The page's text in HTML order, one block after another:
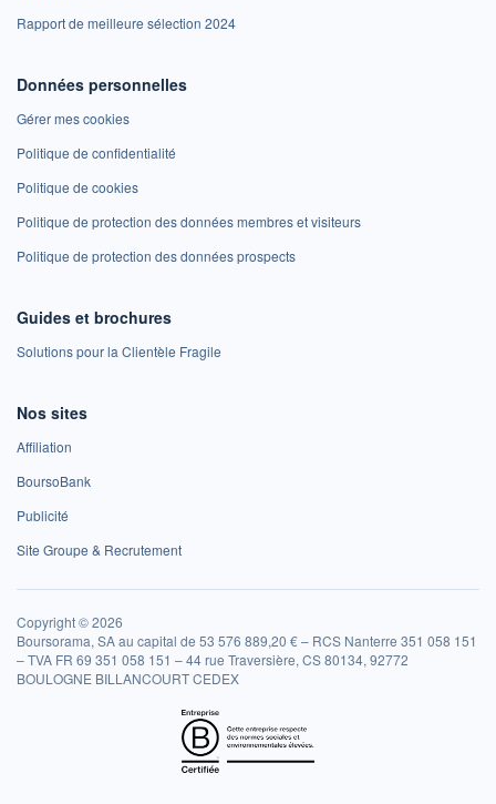
Rapport de meilleure sélection 2024
Données personnelles
Gérer mes cookies
Politique de confidentialité
Politique de cookies
Politique de protection des données membres et visiteurs
Politique de protection des données prospects
Guides et brochures
Solutions pour la Clientèle Fragile
Nos sites
Affiliation
BoursoBank
Publicité
Site Groupe & Recrutement
Copyright © 2026
Boursorama, SA au capital de 53 576 889,20 € – RCS Nanterre 351 058 151
– TVA FR 69 351 058 151 – 44 rue Traversière, CS 80134, 92772
BOULOGNE BILLANCOURT CEDEX